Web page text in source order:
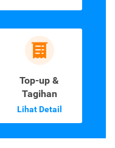
Top-up &
Tagihan
Lihat Detail